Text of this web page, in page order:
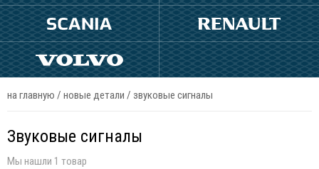
на главную / новые детали / звуковые сигналы
Звуковые сигналы
Мы нашли 1 товар